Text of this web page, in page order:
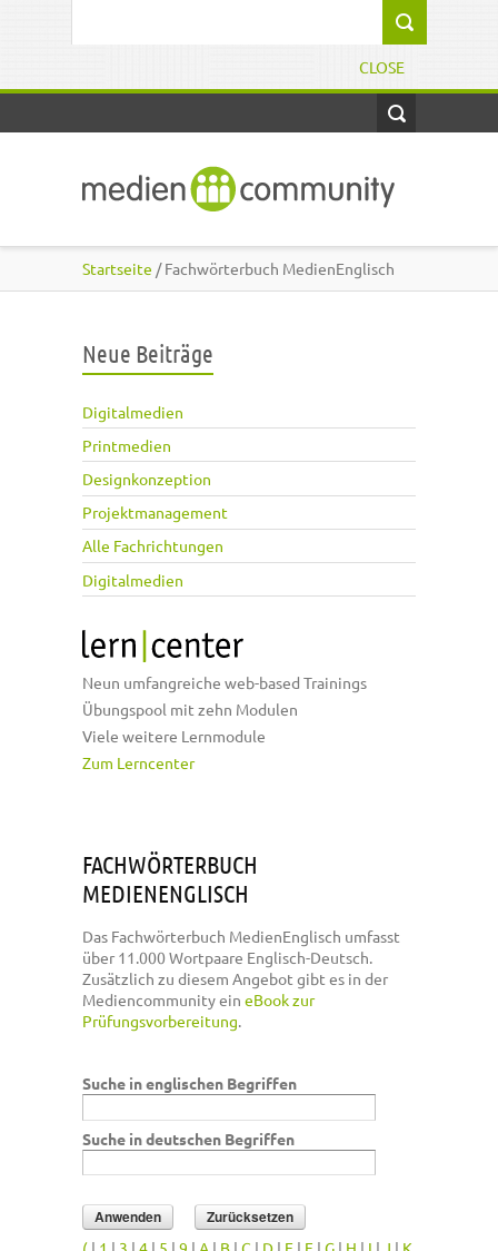
CLOSE
Startseite / Fachwörterbuch MedienEnglisch
Neue Beiträge
Digitalmedien
Printmedien
Designkonzeption
Projektmanagement
Alle Fachrichtungen
Digitalmedien
Neun umfangreiche web-based Trainings
Übungspool mit zehn Modulen
Viele weitere Lernmodule
Zum Lerncenter
FACHWÖRTERBUCH
MEDIENENGLISCH
Das Fachwörterbuch MedienEnglisch umfasst
über 11.000 Wortpaare Englisch-Deutsch.
Zusätzlich zu diesem Angebot gibt es in der
Mediencommunity ein eBook zur
Prüfungsvorbereitung.
Suche in englischen Begriffen
Suche in deutschen Begriffen